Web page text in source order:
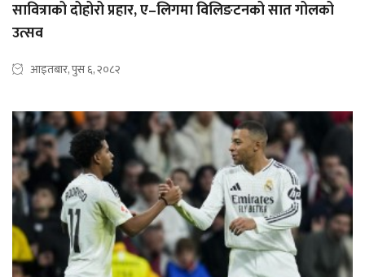
सावित्राको दोहोरो प्रहार, ए–लिगमा विलिङटनको सात गोलको
उत्सव
आइतबार, पुस ६, २०८२